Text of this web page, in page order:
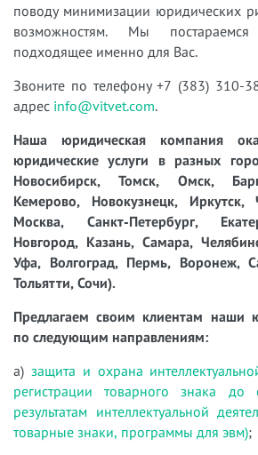
поводу минимизации юридических
возможностям. Мы
подходящее именно для Вас.
Звоните по телефону +7 (383) 310-
адрес info@vitvet.com.
Наша юридическая компания
юридические услуги в разных
Новосибирск, Томск, Омск,
Кемерово, Новокузнецк, Иркутск,
Москва, Санкт-Петербург,
Новгород, Казань, Самара,
Уфа, Волгоград, Пермь, Воронеж,
Тольятти, Сочи).
Предлагаем своим клиентам наши
по следующим направлениям:
а) защита и охрана
регистрации товарного знака
результатам интеллектуальной
товарные знаки, программы для эвм);